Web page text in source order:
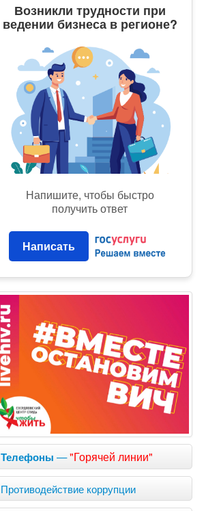
Возникли трудности при
ведении бизнеса в регионе?
Напишите, чтобы быстро
получить ответ
Написать
Телефоны —"Горячей линии"
Противодействие коррупции